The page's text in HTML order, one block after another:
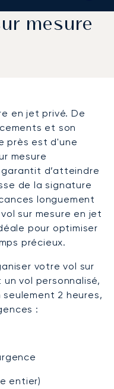
mesure
en jet privé. De
et son
près est d'une
mesure
d’atteindre
de la signature
longuement
sur mesure en jet
pour optimiser
précieux.
votre vol sur
un vol personnalisé,
2 heures,
:
entier)